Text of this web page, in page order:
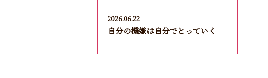
2026.06.22
自分の機嫌は自分でとっていく